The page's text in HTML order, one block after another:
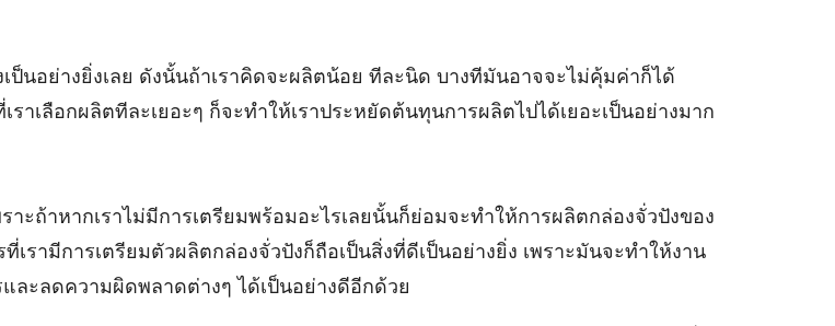
ป็นอย่างยิ่งเลย ดังนั้นถ้าเราคิดจะผลิตน้อย ทีละนิด บางทีมันอาจจะไม่คุ้มค่าก็ได้
าเลือกผลิตทีละเยอะๆ ก็จะทำให้เราประหยัดต้นทุนการผลิตไปได้เยอะเป็นอย่างมาก
ะถ้าหากเราไม่มีการเตรียมพร้อมอะไรเลยนั้นก็ย่อมจะทำให้การผลิตกล่องจั่วปังของ
เรามีการเตรียมตัวผลิตกล่องจั่วปังก็ถือเป็นสิ่งที่ดีเป็นอย่างยิ่ง เพราะมันจะทำให้งาน
ละลดความผิดพลาดต่างๆ ได้เป็นอย่างดีอีกด้วย